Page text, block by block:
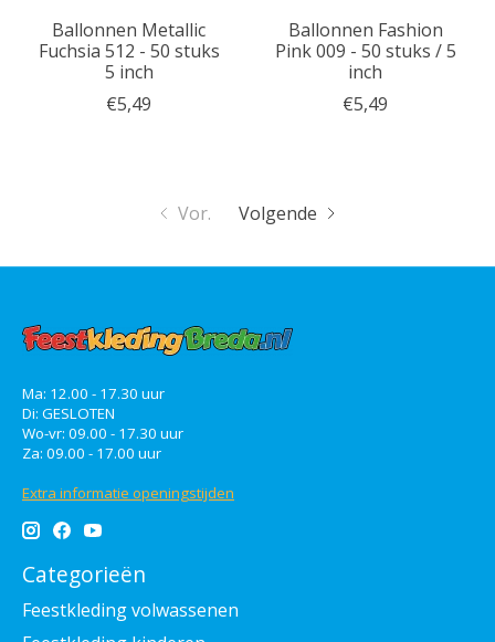
Ballonnen Metallic
Fuchsia 512 - 50 stuks
5 inch
€5,49
Ballonnen Fashion
Pink 009 - 50 stuks / 5
inch
€5,49
Vor. Volgende
Ma: 12.00 - 17.30 uur
Di: GESLOTEN
Wo-vr: 09.00 - 17.30 uur
Za: 09.00 - 17.00 uur
Extra informatie openingstijden
Categorieën
Feestkleding volwassenen